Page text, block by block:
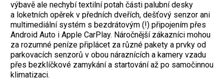
výbavě ale nechybí textilní potah části palubní desky
a loketních opěrek v předních dveřích, dešťový senzor ani
multimediální systém s bezdrátovým (!) připojením přes
Android Auto i Apple CarPlay. Náročnější zákazníci mohou
za rozumné peníze připlácet za různé pakety a prvky od
parkovacích senzorů v obou náraznících a kamery vzadu
přes bezklíčkové zamykání a startování až po samočinnou
klimatizaci.